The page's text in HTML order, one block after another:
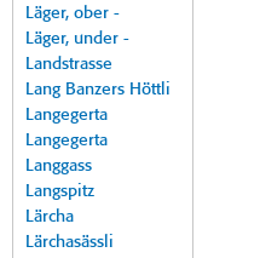
Läger, ober -
Läger, under -
Landstrasse
Lang Banzers Höttli
Langegerta
Langegerta
Langgass
Langspitz
Lärcha
Lärchasässli